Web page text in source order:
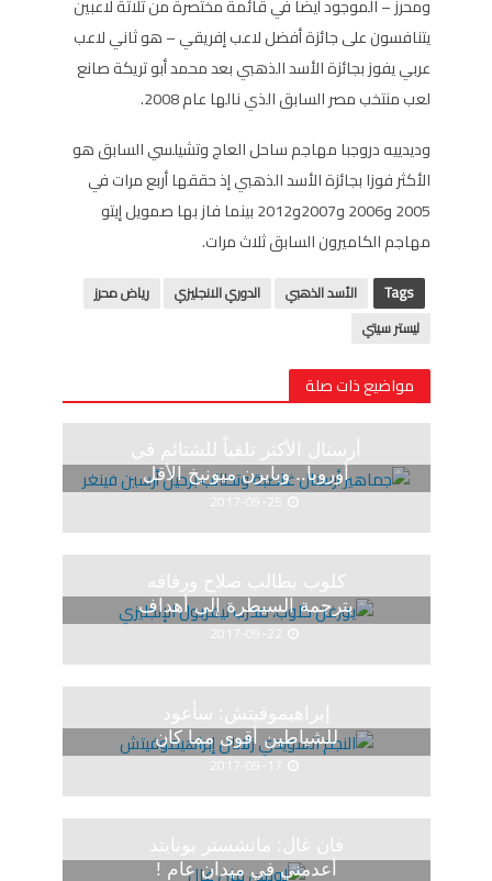
ومحرز – الموجود أيضا في قائمة مختصرة من ثلاثة لاعبين
يتنافسون على جائزة أفضل لاعب إفريقي – هو ثاني لاعب
عربي يفوز بجائزة الأسد الذهبي بعد محمد أبو تريكة صانع
لعب منتخب مصر السابق الذي نالها عام 2008.
وديدييه دروجبا مهاجم ساحل العاج وتشيلسي السابق هو
الأكثر فوزا بجائزة الأسد الذهبي إذ حققها أربع مرات في
2005 و2006 و2007و2012 بينما فاز بها صمويل إيتو
مهاجم الكاميرون السابق ثلاث مرات.
Tags الأسد الذهبي الدوري الانجليزي
رياض محرز
ليستر سيتي
مواضيع ذات صلة
أرسنال الأكثر تلقياً للشتائم في
أوروبا.. وبايرن ميونيخ الأقل
2017-09-25
كلوب يطالب صلاح ورفاقه
بترجمة السيطرة إلى أهداف
2017-09-22
إبراهيموفيتش: سأعود
للشياطين أقوى مما كان
2017-09-17
فان غال: مانشستر يونايتد
أعدمني في ميدان عام !